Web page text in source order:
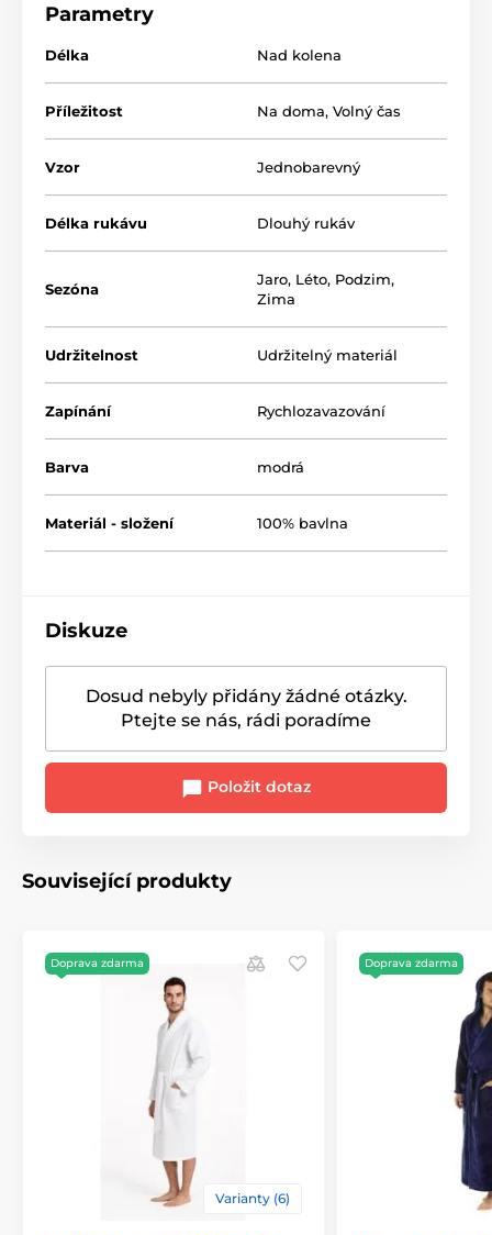
Parametry
Délka Nad kolena
Příležitost Na doma, Volný čas
Vzor Jednobarevný
Délka rukávu Dlouhý rukáv
Sezóna
Jaro, Léto, Podzim,
Zima
Udržitelnost Udržitelný materiál
Zapínání Rychlozavazování
Barva modrá
Materiál - složení 100% bavlna
Diskuze
Dosud nebyly přidány žádné otázky.
Ptejte se nás, rádi poradíme
Položit dotaz
Související produkty
Doprava zdarma
Varianty (6)
Doprava zdarma